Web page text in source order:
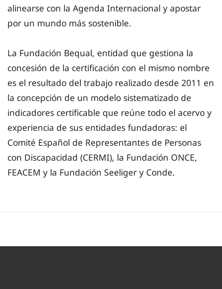
alinearse con la Agenda Internacional y apostar
por un mundo más sostenible.
La Fundación Bequal, entidad que gestiona la
concesión de la certificación con el mismo nombre
es el resultado del trabajo realizado desde 2011 en
la concepción de un modelo sistematizado de
indicadores certificable que reúne todo el acervo y
experiencia de sus entidades fundadoras: el
Comité Español de Representantes de Personas
con Discapacidad (CERMI), la Fundación ONCE,
FEACEM y la Fundación Seeliger y Conde.